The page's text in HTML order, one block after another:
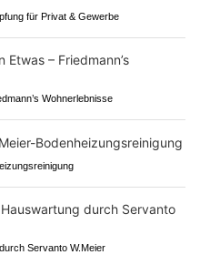
für Privat & Gewerbe
Wohnerlebnisse
Servanto W.Meier